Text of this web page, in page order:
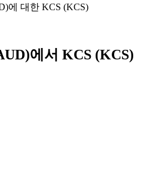
에 대한 KCS (KCS)
에서 KCS (KCS)